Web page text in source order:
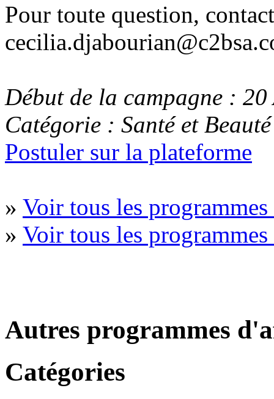
Pour toute question,
Début de la campagne :
Catégorie : Santé et Beauté
Postuler sur la plateforme
» Voir tous les
» Voir tous les
Autres programmes
Catégories